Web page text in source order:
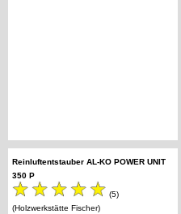
Reinluftentstauber AL-KO POWER UNIT
350 P
(5)
(Holzwerkstätte Fischer)